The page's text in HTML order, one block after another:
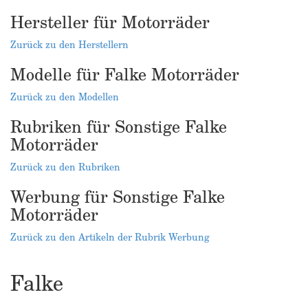
Hersteller für Motorräder
Zurück zu den Herstellern
Modelle für Falke Motorräder
Zurück zu den Modellen
Rubriken für Sonstige Falke
Motorräder
Zurück zu den Rubriken
Werbung für Sonstige Falke
Motorräder
Zurück zu den Artikeln der Rubrik Werbung
Falke